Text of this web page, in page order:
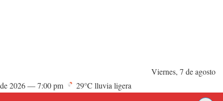
Viernes, 7 de agosto
de 2026 —7:00 pm 29°C lluvia ligera